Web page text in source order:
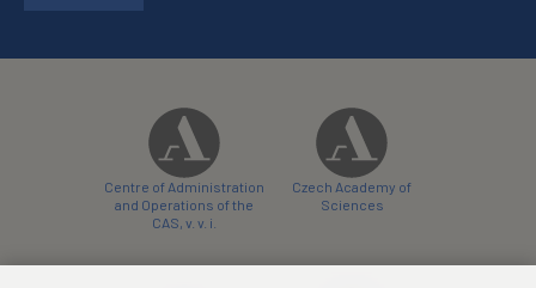
Centre of Administration
and Operations of the
CAS, v. v. i.
Czech Academy of
Sciences